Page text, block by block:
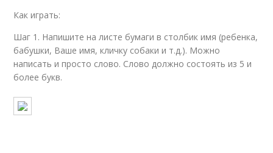
Как играть:
Шаг 1. Напишите на листе бумаги в столбик имя (ребенка,
бабушки, Ваше имя, кличку собаки и т.д.). Можно
написать и просто слово. Слово должно состоять из 5 и
более букв.